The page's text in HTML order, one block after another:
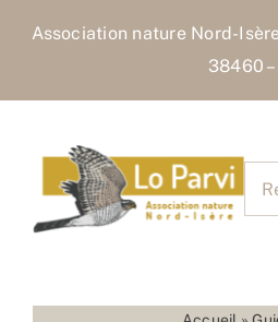
Association nature Nord-
38460